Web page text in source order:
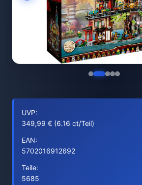
UVP:
349,99 € (6.16 ct/Teil)
EAN:
5702016912692
Teile:
5685